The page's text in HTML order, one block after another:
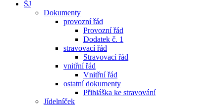
ŠJ
Dokumenty
provozní řád
Provozní řád
Dodatek č. 1
stravovací řád
Stravovací řád
vnitřní řád
Vnitřní řád
ostatní dokumenty
Přihláška ke stravování
Jídelníček